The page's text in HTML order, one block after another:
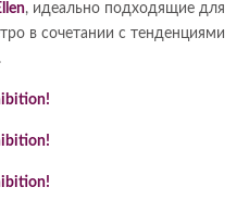
, идеально подходящие для
в сочетании с тенденциями